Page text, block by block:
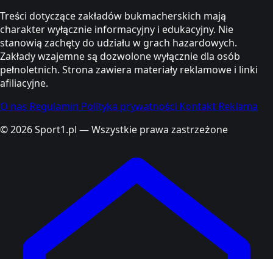
Treści dotyczące zakładów bukmacherskich mają
charakter wyłącznie informacyjny i edukacyjny. Nie
stanowią zachęty do udziału w grach hazardowych.
Zakłady wzajemne są dozwolone wyłącznie dla osób
pełnoletnich. Strona zawiera materiały reklamowe i linki
afiliacyjne.
O nas Regulamin Polityka prywatności Kontakt Reklama
© 2026 Sport1.pl — Wszystkie prawa zastrzeżone